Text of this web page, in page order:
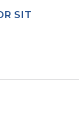
SIT